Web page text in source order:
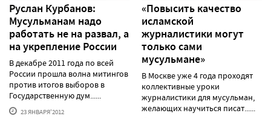
Руслан Курбанов:
Мусульманам надо
работать не на развал, а
на укрепление России
В декабре 2011 года по всей
России прошла волна митингов
против итогов выборов в
Государственную дум......
23 ЯНВАРЯ'2012
«Повысить качество
исламской
журналистики могут
только сами
мусульмане»
В Москве уже 4 года проходят
коллективные уроки
журналистики для мусульман,
желающих научиться писат......